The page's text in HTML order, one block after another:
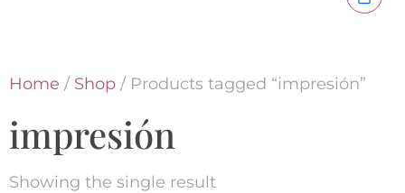
Home / Shop / Products tagged “impresión”
impresión
Showing the single result